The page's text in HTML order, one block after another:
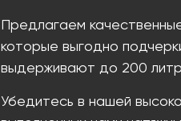
Предлагаем
которые выгодно
выдерживают до 200
Убедитесь в нашей